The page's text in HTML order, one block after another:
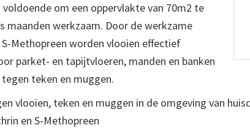
voldoende om een oppervlakte van 70m2 te
maanden werkzaam. Door de werkzame
Methopreen worden vlooien effectief
parket- en tapijtvloeren, manden en banken
teken en muggen.
vlooien, teken en muggen in de omgeving van
en S-Methopreen